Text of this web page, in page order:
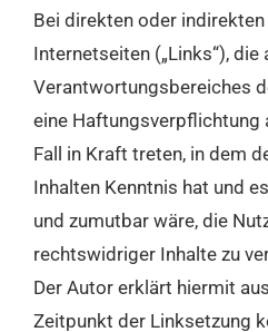
Bei direkten oder
Internetseiten („Links“), die
Verantwortungsbereiches
eine Haftungsverpflichtung
Fall in Kraft treten, in dem
Inhalten Kenntnis hat und
und zumutbar wäre, die
rechtswidriger Inhalte zu
Der Autor erklärt hiermit
Zeitpunkt der Linksetzung